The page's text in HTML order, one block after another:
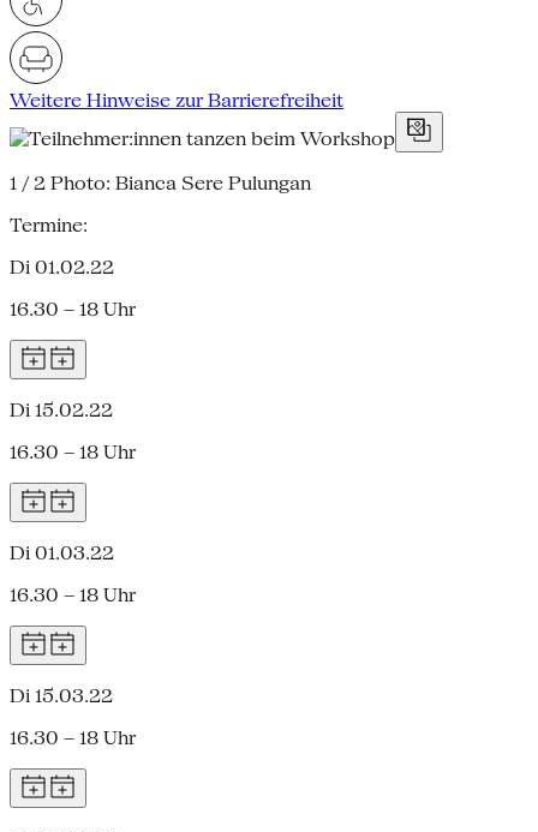
Weitere Hinweise zur Barrierefreiheit
1 / 2 Photo: Bianca Sere Pulungan
Termine:
Di 01.02.22
16.30 – 18 Uhr
Di 15.02.22
16.30 – 18 Uhr
Di 01.03.22
16.30 – 18 Uhr
Di 15.03.22
16.30 – 18 Uhr